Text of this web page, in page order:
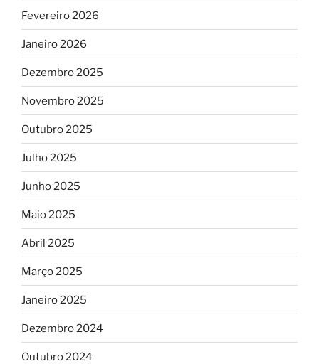
Fevereiro 2026
Janeiro 2026
Dezembro 2025
Novembro 2025
Outubro 2025
Julho 2025
Junho 2025
Maio 2025
Abril 2025
Março 2025
Janeiro 2025
Dezembro 2024
Outubro 2024